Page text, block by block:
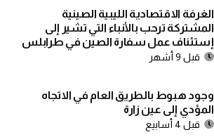
الغرفة الاقتصادية الليبية الصينية
المشتركة ترحب بالأنباء التي تشير إلى
إستئناف عمل سفارة الصين في طرابلس
قبل 9 أشهر
وجود هبوط بالطريق العام في الاتجاه
المؤدي إلى عين زارة
قبل 4 أسابيع